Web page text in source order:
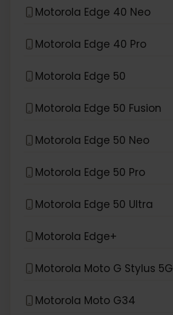
Motorola Edge 40 Neo
Motorola Edge 40 Pro
Motorola Edge 50
Motorola Edge 50 Fusion
Motorola Edge 50 Neo
Motorola Edge 50 Pro
Motorola Edge 50 Ultra
Motorola Edge+
Motorola Moto G Stylus 5G
Motorola Moto G34